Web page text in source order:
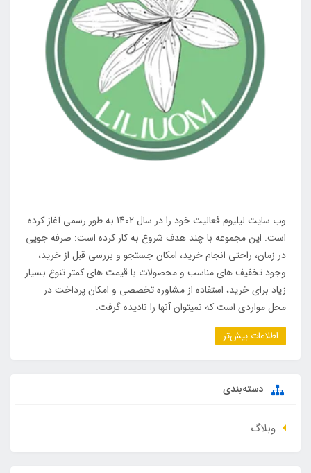
وب سایت لیلیوم فعالیت خود را در سال 1402 به طور رسمی آغاز کرده
است. این مجموعه با چند هدف شروع به کار کرده است: صرفه جویی
در زمان، راحتی انجام خرید، امکان جستجو و بررسی قبل از خرید،
وجود تخفیف های مناسب و محصولات با قیمت های کمتر تنوع بسیار
زیاد برای خرید، استفاده از مشاوره تخصصی و امکان پرداخت در
محل مواردی است که نمیتوان آنها را نادیده گرفت.
اطلاعات بیش‌تر
دسته‌بندی
وبلاگ